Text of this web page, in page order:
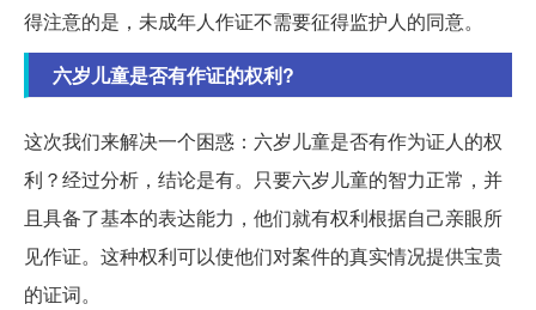
得注意的是，未成年人作证不需要征得监护人的同意。
六岁儿童是否有作证的权利?
这次我们来解决一个困惑：六岁儿童是否有作为证人的权
利？经过分析，结论是有。只要六岁儿童的智力正常，并
且具备了基本的表达能力，他们就有权利根据自己亲眼所
见作证。这种权利可以使他们对案件的真实情况提供宝贵
的证词。